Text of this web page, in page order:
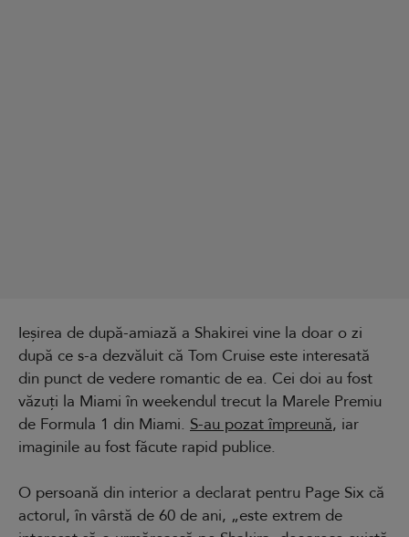
Ieșirea de după-amiază a Shakirei vine la doar o zi
după ce s-a dezvăluit că Tom Cruise este interesată
din punct de vedere romantic de ea. Cei doi au fost
văzuți la Miami în weekendul trecut la Marele Premiu
de Formula 1 din Miami. S-au pozat împreună, iar
imaginile au fost făcute rapid publice.
O persoană din interior a declarat pentru Page Six că
actorul, în vârstă de 60 de ani, „este extrem de